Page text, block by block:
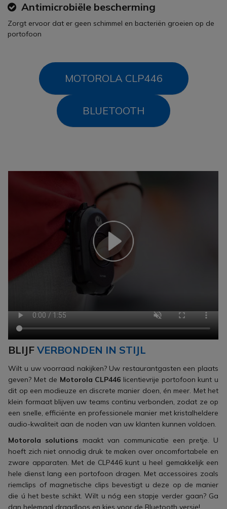
Antimicrobiële bescherming
Zorgt ervoor dat er geen schimmel en bacteriën groeien op de
portofoon
MOTOROLA CLP446
BLUETOOTH
BLIJFVERBONDEN IN STIJL
Wilt u uw voorraad nakijken? Uw restaurantgasten een plaats
geven? Met de Motorola CLP446 licentievrije portofoon kunt u
dit op een modieuze en discrete manier doen, én meer. Met het
klein formaat blijven uw teams continu verbonden, zodat ze op
een snelle, efficiënte en professionele manier met kristalheldere
audio-kwaliteit aan de noden van uw klanten kunnen voldoen.
Motorola solutions maakt van communicatie een pretje. U
hoeft zich niet onnodig druk te maken over oncomfortabele en
zware apparaten. Met de CLP446 kunt u heel gemakkelijk een
hele dienst lang een portofoon dragen. Met accessoires zoals
riemclips of magnetische clips bevestigt u deze op de manier
die ú het beste schikt. Wilt u nóg een stapje verder gaan? Ga